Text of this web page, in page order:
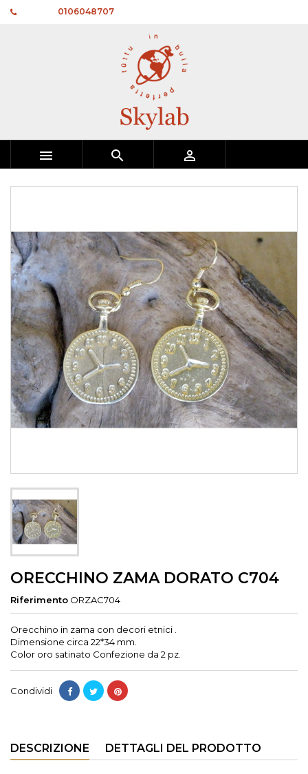
0106048707
  
ORECCHINO ZAMA DORATO C704
Riferimento ORZAC704
Orecchino in zama con decori etnici .
Dimensione circa 22*34 mm.
Color oro satinato Confezione da 2 pz.
Condividi
DESCRIZIONE DETTAGLI DEL PRODOTTO